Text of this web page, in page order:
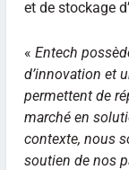
et de stockage
« Entech
d’innovation et
permettent de
marché en
contexte, nous
soutien de nos